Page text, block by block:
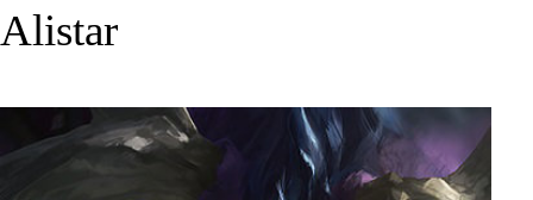
Alistar